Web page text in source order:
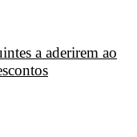
a aderirem ao